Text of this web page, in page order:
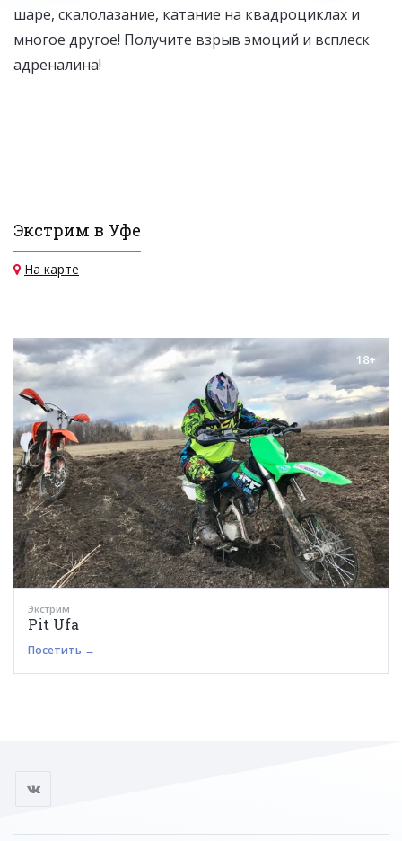
шаре, скалолазание, катание на квадроциклах и
многое другое! Получите взрыв эмоций и всплеск
адреналина!
Экстрим в Уфе
На карте
18+
Экстрим
Pit Ufa
Посетить →